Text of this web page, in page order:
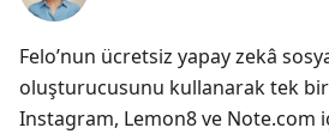
Felo’nun ücretsiz yapay zekâ
oluşturucusunu kullanarak tek
Instagram, Lemon8 ve Note.com